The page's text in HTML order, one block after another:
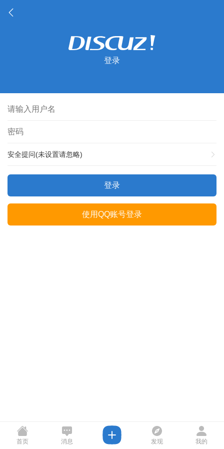
登录
安全提问(未设置请忽略)
登录
使用QQ账号登录
首页 消息 发现 我的